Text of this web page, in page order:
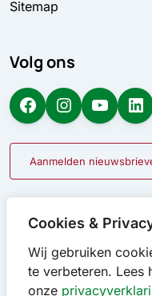
Cookies &
Wij gebruiken
te verbeteren. Lees
onze
Sitemap
Volg ons
Facebook Instagram YouTube LinkedIn
Aanmelden